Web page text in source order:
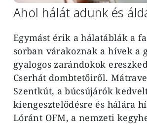
Ahol hálát adunk és
Egymást érik a hálatáblák a
sorban várakoznak a hívek a
gyalogos zarándokok
Cserhát dombtetőiről.
Szentkút, a búcsújárók
kiengesztelődésre és hálára
Lóránt OFM, a nemzeti